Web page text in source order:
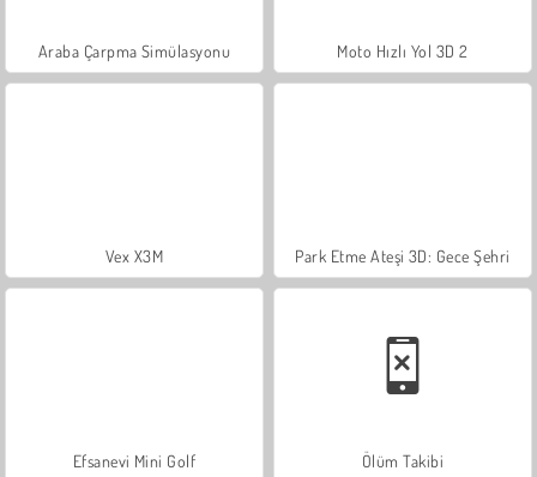
Araba Çarpma Simülasyonu Moto Hızlı Yol 3D 2
Vex X3M Park Etme Ateşi 3D: Gece Şehri
Efsanevi Mini Golf Ölüm Takibi